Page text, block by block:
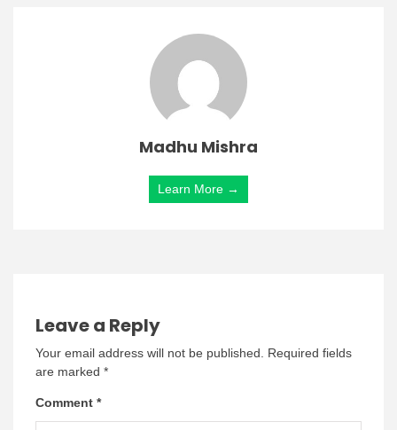
Madhu Mishra
Learn More →
Leave a Reply
Your email address will not be published. Required fields
are marked *
Comment *